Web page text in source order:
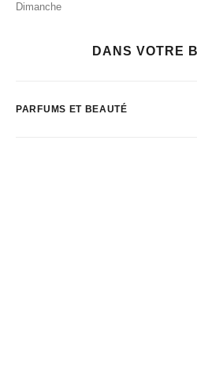
Dimanche
DANS VOTRE
PARFUMS ET BEAUTÉ